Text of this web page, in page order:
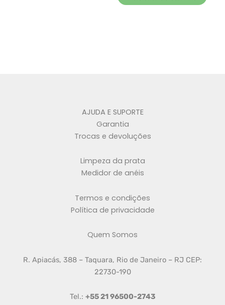
AJUDA E SUPORTE
Garantia
Trocas e devoluções
Limpeza da prata
Medidor de anéis
Termos e condições
Política de privacidade
Quem Somos
R. Apiacás, 388 – Taquara, Rio de Janeiro – RJ CEP:
22730-190
Tel.: +55 21 96500-2743